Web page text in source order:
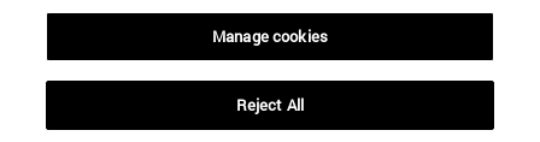
Manage cookies
Reject All